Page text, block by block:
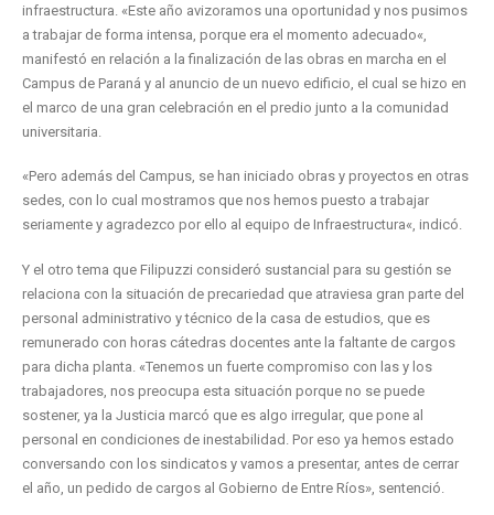
infraestructura. «Este año avizoramos una oportunidad y nos pusimos
a trabajar de forma intensa, porque era el momento adecuado«,
manifestó en relación a la finalización de las obras en marcha en el
Campus de Paraná y al anuncio de un nuevo edificio, el cual se hizo en
el marco de una gran celebración en el predio junto a la comunidad
universitaria.
«Pero además del Campus, se han iniciado obras y proyectos en otras
sedes, con lo cual mostramos que nos hemos puesto a trabajar
seriamente y agradezco por ello al equipo de Infraestructura«, indicó.
Y el otro tema que Filipuzzi consideró sustancial para su gestión se
relaciona con la situación de precariedad que atraviesa gran parte del
personal administrativo y técnico de la casa de estudios, que es
remunerado con horas cátedras docentes ante la faltante de cargos
para dicha planta. «Tenemos un fuerte compromiso con las y los
trabajadores, nos preocupa esta situación porque no se puede
sostener, ya la Justicia marcó que es algo irregular, que pone al
personal en condiciones de inestabilidad. Por eso ya hemos estado
conversando con los sindicatos y vamos a presentar, antes de cerrar
el año, un pedido de cargos al Gobierno de Entre Ríos», sentenció.